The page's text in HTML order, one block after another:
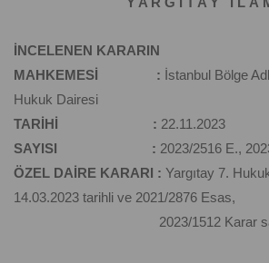
İNCELENEN KARARIN
MAHKEMESİ : İstanbul Bölge
Hukuk Dairesi
TARİHİ : 22.11.2023
SAYISI : 2023/2516 E.,
ÖZEL DAİRE KARARI : Yargıtay 7.
14.03.2023 tarihli ve 2021/2876 Esas,
2023/1512 Karar sayılı